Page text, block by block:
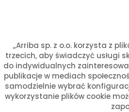
„Arriba sp. z o.o. korzysta z
trzecich, aby świadczyć usługi
do indywidualnych
publikacje w mediach
samodzielnie wybrać
wykorzystanie plików cookie